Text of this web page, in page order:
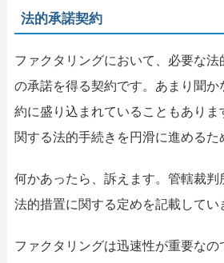
法的承諾契約
ファクタリングにおいて、必要な法
の承諾を得る契約です。あまり聞か
約に盛り込まれていることもありま
関する法的手続きを円滑に進めるた
何かあったら、訴えます。管轄裁判
法的措置に関する定めを記載してい
ファクタリングは迅速性が重要なの